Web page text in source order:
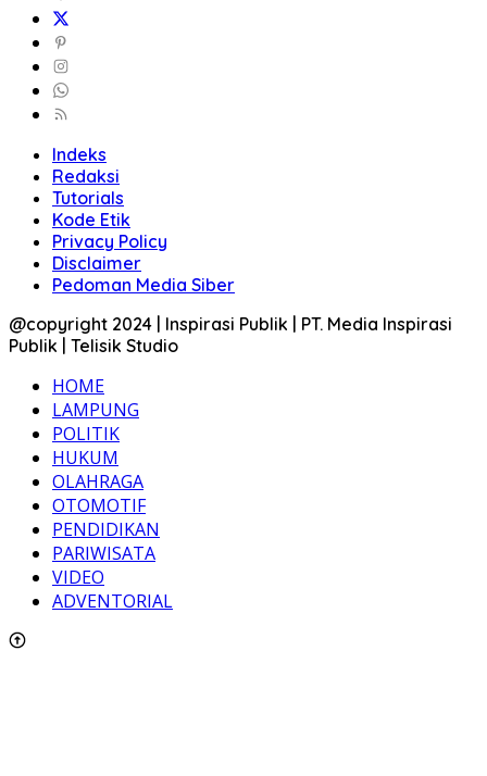
Indeks
Redaksi
Tutorials
Kode Etik
Privacy Policy
Disclaimer
Pedoman Media Siber
@copyright 2024 | Inspirasi Publik | PT. Media Inspirasi
Publik | Telisik Studio
HOME
LAMPUNG
POLITIK
HUKUM
OLAHRAGA
OTOMOTIF
PENDIDIKAN
PARIWISATA
VIDEO
ADVENTORIAL